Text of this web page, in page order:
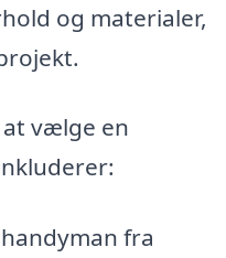
og materialer,
vælge en
fra